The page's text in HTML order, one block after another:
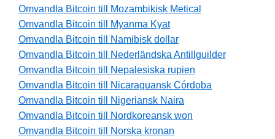
Omvandla Bitcoin till Mozambikisk Metical
Omvandla Bitcoin till Myanma Kyat
Omvandla Bitcoin till Namibisk dollar
Omvandla Bitcoin till Nederländska Antillguilder
Omvandla Bitcoin till Nepalesiska rupien
Omvandla Bitcoin till Nicaraguansk Córdoba
Omvandla Bitcoin till Nigeriansk Naira
Omvandla Bitcoin till Nordkoreansk won
Omvandla Bitcoin till Norska kronan